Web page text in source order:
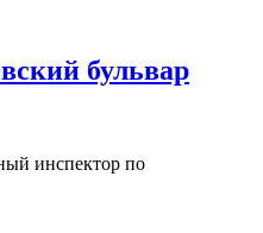
бульвар
инспектор по